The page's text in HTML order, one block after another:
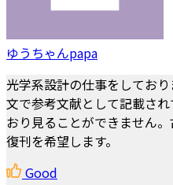
ゆうちゃんpapa
光学系設計の仕事をしてお
文で参考文献として記載さ
おり見ることができません
復刊を希望します。
Good